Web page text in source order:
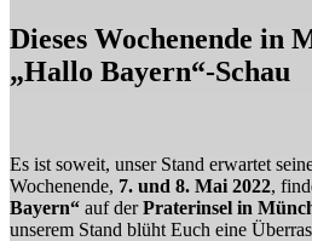
Dieses Wochenende in
„Hallo Bayern“-Schau
Es ist soweit, unser Stand erwartet
Wochenende, 7. und 8. Mai 2022,
Bayern“ auf derPraterinsel in
unserem Stand blüht Euch eine